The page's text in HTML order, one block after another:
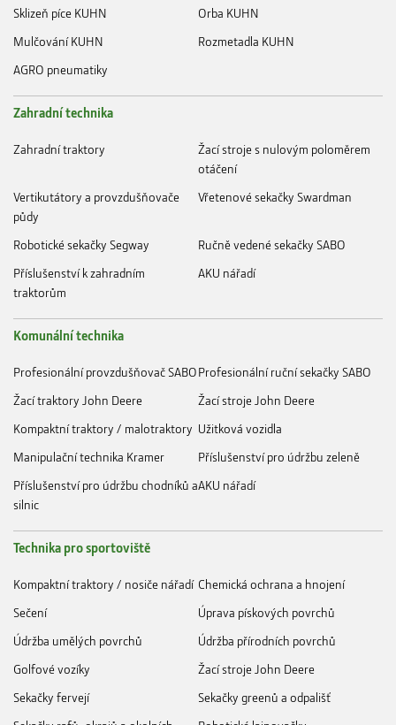
Sklizeň píce KUHN
Orba KUHN
Mulčování KUHN
Rozmetadla KUHN
AGRO pneumatiky
Zahradní technika
Zahradní traktory
Žací stroje s nulovým poloměrem
otáčení
Vertikutátory a provzdušňovače
půdy
Vřetenové sekačky Swardman
Robotické sekačky Segway
Ručně vedené sekačky SABO
Příslušenství k zahradním
traktorům
AKU nářadí
Komunální technika
Profesionální provzdušňovač SABOProfesionální ruční sekačky SABO
Žací traktory John Deere
Žací stroje John Deere
Kompaktní traktory / malotraktory Užitková vozidla
Manipulační technika Kramer
Příslušenství pro údržbu zeleně
Příslušenství pro údržbu chodníků a
silnic
AKU nářadí
Technika pro sportoviště
Kompaktní traktory / nosiče nářadí Chemická ochrana a hnojení
Sečení
Úprava pískových povrchů
Údržba umělých povrchů
Údržba přírodních povrchů
Golfové vozíky
Žací stroje John Deere
Sekačky fervejí
Sekačky greenů a odpališť